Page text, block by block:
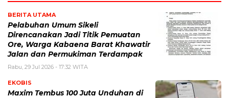
BERITA UTAMA
Pelabuhan Umum Sikeli
Direncanakan Jadi Titik Pemuatan
Ore, Warga Kabaena Barat Khawatir
Jalan dan Permukiman Terdampak
Rabu, 29 Jul 2026 - 17:32 WITA
EKOBIS
Maxim Tembus 100 Juta Unduhan di